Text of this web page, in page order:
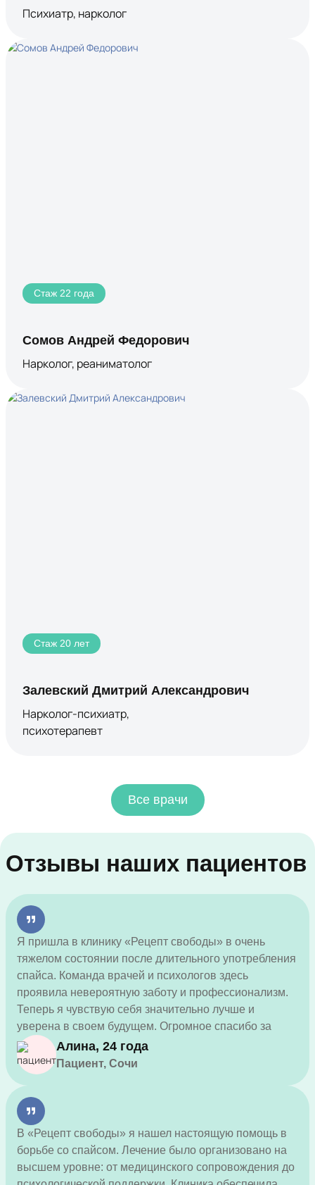
Психиатр, нарколог
Стаж 22 года
Сомов Андрей Федорович
Нарколог, реаниматолог
Стаж 20 лет
Залевский Дмитрий Александрович
Нарколог-психиатр,
психотерапевт
Все врачи
Отзывы наших пациентов
Я пришла в клинику «Рецепт свободы» в очень
тяжелом состоянии после длительного употребления
спайса. Команда врачей и психологов здесь
проявила невероятную заботу и профессионализм.
Теперь я чувствую себя значительно лучше и
уверена в своем будущем. Огромное спасибо за
вашу помощь и поддержку.
Алина, 24 года
Пациент, Сочи
В «Рецепт свободы» я нашел настоящую помощь в
борьбе со спайсом. Лечение было организовано на
высшем уровне: от медицинского сопровождения до